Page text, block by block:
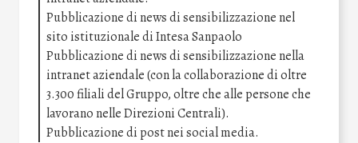
Pubblicazione di news di sensibilizzazione nel
sito istituzionale di Intesa Sanpaolo
Pubblicazione di news di sensibilizzazione nella
intranet aziendale (con la collaborazione di oltre
3.300 filiali del Gruppo, oltre che alle persone che
lavorano nelle Direzioni Centrali).
Pubblicazione di post nei social media.